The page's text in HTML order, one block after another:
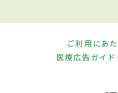
ご利用にあ
医療広告ガイ